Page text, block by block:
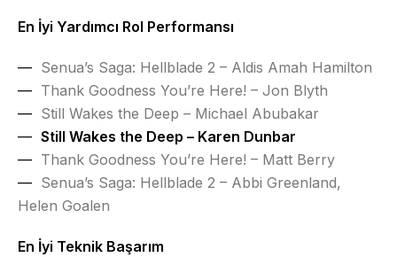
En İyi Yardımcı Rol Performansı
Senua’s Saga: Hellblade 2 – Aldis Amah Hamilton
Thank Goodness You’re Here! – Jon Blyth
Still Wakes the Deep – Michael Abubakar
Still Wakes the Deep – Karen Dunbar
Thank Goodness You’re Here! – Matt Berry
Senua’s Saga: Hellblade 2 – Abbi Greenland,
Helen Goalen
En İyi Teknik Başarım